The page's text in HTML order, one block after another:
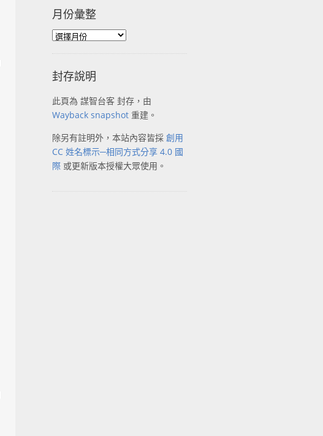
月份彙整
封存說明
此頁為 謀智台客 封存，由
Wayback snapshot 重建。
除另有註明外，本站內容皆採 創用
CC 姓名標示─相同方式分享 4.0 國
際 或更新版本授權大眾使用。